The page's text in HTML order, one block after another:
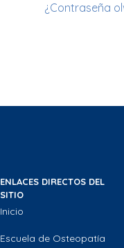
¿Contraseña
ENLACES DIRECTOS DEL
SITIO
Inicio
Escuela de Osteopatía